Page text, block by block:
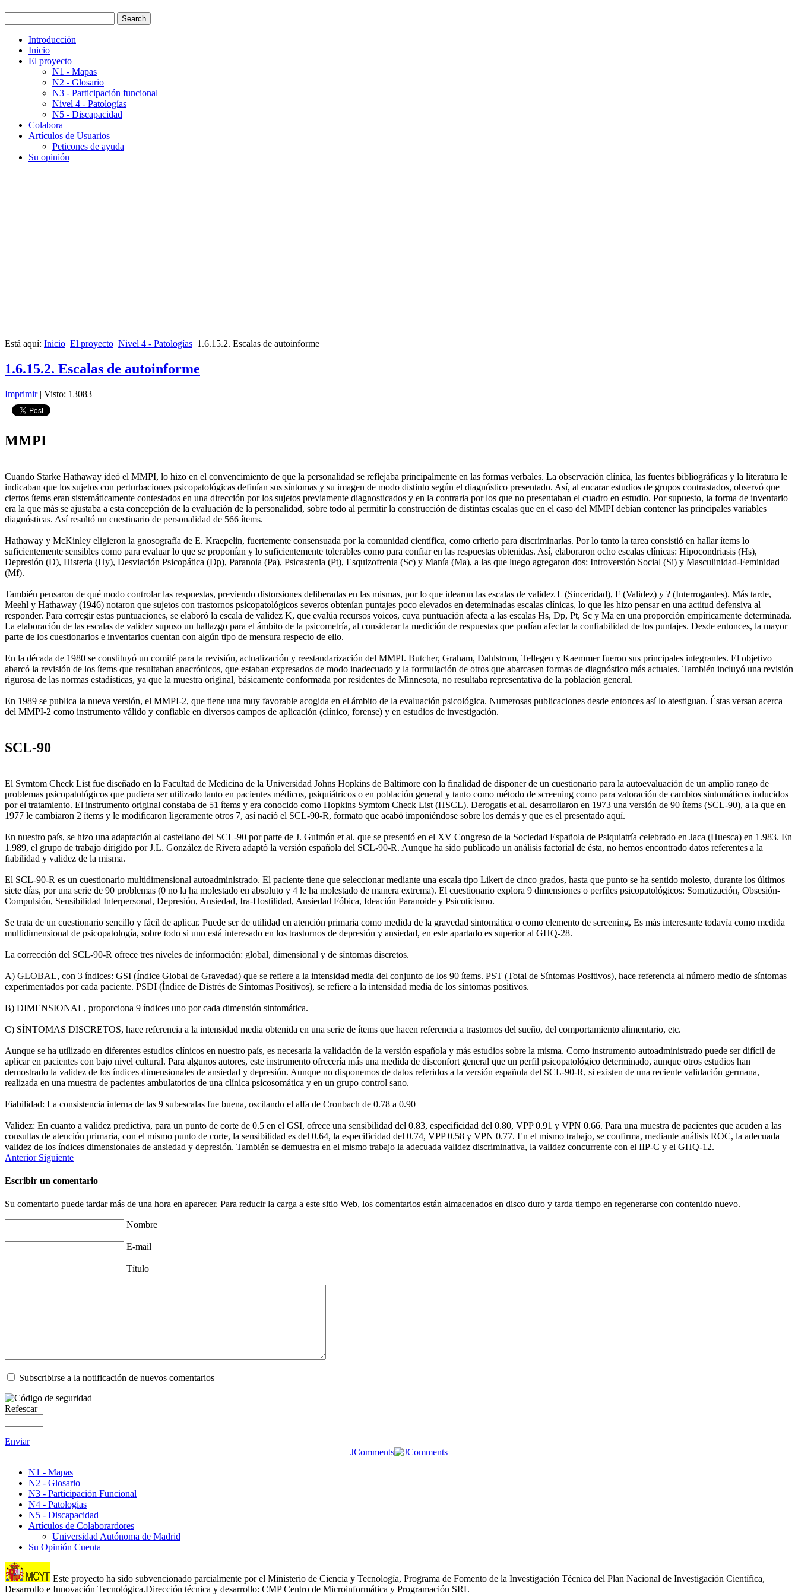
Introducción
Inicio
El proyecto
N1 - Mapas
N2 - Glosario
N3 - Participación funcional
Nivel 4 - Patologías
N5 - Discapacidad
Colabora
Artículos de Usuarios
Peticones de ayuda
Su opinión
Está aquí: Inicio El proyecto Nivel 4 - Patologías 1.6.15.2. Escalas de autoinforme
1.6.15.2. Escalas de autoinforme
Imprimir | Visto: 13083
MMPI
Cuando Starke Hathaway ideó el MMPI, lo hizo en el convencimiento de que la personalidad se reflejaba principalmente en las formas verbales. La observación clínica, las fuentes bibliográficas y la literatura le
indicaban que los sujetos con perturbaciones psicopatológicas definían sus síntomas y su imagen de modo distinto según el diagnóstico presentado. Así, al encarar estudios de grupos contrastados, observó que
ciertos ítems eran sistemáticamente contestados en una dirección por los sujetos previamente diagnosticados y en la contraria por los que no presentaban el cuadro en estudio. Por supuesto, la forma de inventario
era la que más se ajustaba a esta concepción de la evaluación de la personalidad, sobre todo al permitir la construcción de distintas escalas que en el caso del MMPI debían contener las principales variables
diagnósticas. Así resultó un cuestinario de personalidad de 566 ítems.
Hathaway y McKinley eligieron la gnosografía de E. Kraepelin, fuertemente consensuada por la comunidad científica, como criterio para discriminarlas. Por lo tanto la tarea consistió en hallar ítems lo
suficientemente sensibles como para evaluar lo que se proponían y lo suficientemente tolerables como para confiar en las respuestas obtenidas. Así, elaboraron ocho escalas clínicas: Hipocondriasis (Hs),
Depresión (D), Histeria (Hy), Desviación Psicopática (Dp), Paranoia (Pa), Psicastenia (Pt), Esquizofrenia (Sc) y Manía (Ma), a las que luego agregaron dos: Introversión Social (Si) y Masculinidad-Feminidad
(Mf).
También pensaron de qué modo controlar las respuestas, previendo distorsiones deliberadas en las mismas, por lo que idearon las escalas de validez L (Sinceridad), F (Validez) y ? (Interrogantes). Más tarde,
Meehl y Hathaway (1946) notaron que sujetos con trastornos psicopatológicos severos obtenían puntajes poco elevados en determinadas escalas clínicas, lo que les hizo pensar en una actitud defensiva al
responder. Para corregir estas puntuaciones, se elaboró la escala de validez K, que evalúa recursos yoicos, cuya puntuación afecta a las escalas Hs, Dp, Pt, Sc y Ma en una proporción empíricamente determinada.
La elaboración de las escalas de validez supuso un hallazgo para el ámbito de la psicometría, al considerar la medición de respuestas que podían afectar la confiabilidad de los puntajes. Desde entonces, la mayor
parte de los cuestionarios e inventarios cuentan con algún tipo de mensura respecto de ello.
En la década de 1980 se constituyó un comité para la revisión, actualización y reestandarización del MMPI. Butcher, Graham, Dahlstrom, Tellegen y Kaemmer fueron sus principales integrantes. El objetivo
abarcó la revisión de los ítems que resultaban anacrónicos, que estaban expresados de modo inadecuado y la formulación de otros que abarcasen formas de diagnóstico más actuales. También incluyó una revisión
rigurosa de las normas estadísticas, ya que la muestra original, básicamente conformada por residentes de Minnesota, no resultaba representativa de la población general.
En 1989 se publica la nueva versión, el MMPI-2, que tiene una muy favorable acogida en el ámbito de la evaluación psicológica. Numerosas publicaciones desde entonces así lo atestiguan. Éstas versan acerca
del MMPI-2 como instrumento válido y confiable en diversos campos de aplicación (clínico, forense) y en estudios de investigación.
SCL-90
El Symtom Check List fue diseñado en la Facultad de Medicina de la Universidad Johns Hopkins de Baltimore con la finalidad de disponer de un cuestionario para la autoevaluación de un amplio rango de
problemas psicopatológicos que pudiera ser utilizado tanto en pacientes médicos, psiquiátricos o en población general y tanto como método de screening como para valoración de cambios sintomáticos inducidos
por el tratamiento. El instrumento original constaba de 51 ítems y era conocido como Hopkins Symtom Check List (HSCL). Derogatis et al. desarrollaron en 1973 una versión de 90 ítems (SCL-90), a la que en
1977 le cambiaron 2 ítems y le modificaron ligeramente otros 7, así nació el SCL-90-R, formato que acabó imponiéndose sobre los demás y que es el presentado aquí.
En nuestro país, se hizo una adaptación al castellano del SCL-90 por parte de J. Guimón et al. que se presentó en el XV Congreso de la Sociedad Española de Psiquiatría celebrado en Jaca (Huesca) en 1.983. En
1.989, el grupo de trabajo dirigido por J.L. González de Rivera adaptó la versión española del SCL-90-R. Aunque ha sido publicado un análisis factorial de ésta, no hemos encontrado datos referentes a la
fiabilidad y validez de la misma.
El SCL-90-R es un cuestionario multidimensional autoadministrado. El paciente tiene que seleccionar mediante una escala tipo Likert de cinco grados, hasta que punto se ha sentido molesto, durante los últimos
siete días, por una serie de 90 problemas (0 no la ha molestado en absoluto y 4 le ha molestado de manera extrema). El cuestionario explora 9 dimensiones o perfiles psicopatológicos: Somatización, Obsesión-
Compulsión, Sensibilidad Interpersonal, Depresión, Ansiedad, Ira-Hostilidad, Ansiedad Fóbica, Ideación Paranoide y Psicoticismo.
Se trata de un cuestionario sencillo y fácil de aplicar. Puede ser de utilidad en atención primaria como medida de la gravedad sintomática o como elemento de screening, Es más interesante todavía como medida
multidimensional de psicopatología, sobre todo si uno está interesado en los trastornos de depresión y ansiedad, en este apartado es superior al GHQ-28.
La corrección del SCL-90-R ofrece tres niveles de información: global, dimensional y de síntomas discretos.
A) GLOBAL, con 3 índices: GSI (Índice Global de Gravedad) que se refiere a la intensidad media del conjunto de los 90 ítems. PST (Total de Síntomas Positivos), hace referencia al número medio de síntomas
experimentados por cada paciente. PSDI (Índice de Distrés de Síntomas Positivos), se refiere a la intensidad media de los síntomas positivos.
B) DIMENSIONAL, proporciona 9 índices uno por cada dimensión sintomática.
C) SÍNTOMAS DISCRETOS, hace referencia a la intensidad media obtenida en una serie de ítems que hacen referencia a trastornos del sueño, del comportamiento alimentario, etc.
Aunque se ha utilizado en diferentes estudios clínicos en nuestro país, es necesaria la validación de la versión española y más estudios sobre la misma. Como instrumento autoadministrado puede ser difícil de
aplicar en pacientes con bajo nivel cultural. Para algunos autores, este instrumento ofrecería más una medida de disconfort general que un perfil psicopatológico determinado, aunque otros estudios han
demostrado la validez de los índices dimensionales de ansiedad y depresión. Aunque no disponemos de datos referidos a la versión española del SCL-90-R, si existen de una reciente validación germana,
realizada en una muestra de pacientes ambulatorios de una clínica psicosomática y en un grupo control sano.
Fiabilidad: La consistencia interna de las 9 subescalas fue buena, oscilando el alfa de Cronbach de 0.78 a 0.90
Validez: En cuanto a validez predictiva, para un punto de corte de 0.5 en el GSI, ofrece una sensibilidad del 0.83, especificidad del 0.80, VPP 0.91 y VPN 0.66. Para una muestra de pacientes que acuden a las
consultas de atención primaria, con el mismo punto de corte, la sensibilidad es del 0.64, la especificidad del 0.74, VPP 0.58 y VPN 0.77. En el mismo trabajo, se confirma, mediante análisis ROC, la adecuada
validez de los índices dimensionales de ansiedad y depresión. También se demuestra en el mismo trabajo la adecuada validez discriminativa, la validez concurrente con el IIP-C y el GHQ-12.
Anterior Siguiente
Escribir un comentario
Su comentario puede tardar más de una hora en aparecer. Para reducir la carga a este sitio Web, los comentarios están almacenados en disco duro y tarda tiempo en regenerarse con contenido nuevo.
Nombre
E-mail
Título
Subscribirse a la notificación de nuevos comentarios
Refescar
Enviar
JComments
N1 - Mapas
N2 - Glosario
N3 - Participación Funcional
N4 - Patologias
N5 - Discapacidad
Artículos de Colaborardores
Universidad Autónoma de Madrid
Su Opinión Cuenta
Este proyecto ha sido subvencionado parcialmente por el Ministerio de Ciencia y Tecnología, Programa de Fomento de la Investigación Técnica del Plan Nacional de Investigación Científica,
Desarrollo e Innovación Tecnológica.Dirección técnica y desarrollo: CMP Centro de Microinformática y Programación SRL